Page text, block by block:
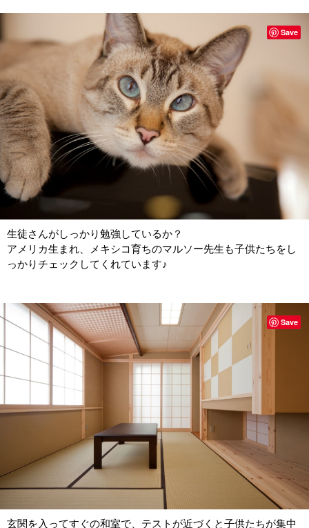
生徒さんがしっかり勉強しているか？
アメリカ生まれ、メキシコ育ちのマルソー先生も子供たちをし
っかりチェックしてくれています♪
Save
玄関を入ってすぐの和室で、テストが近づくと子供たちが集中
Save